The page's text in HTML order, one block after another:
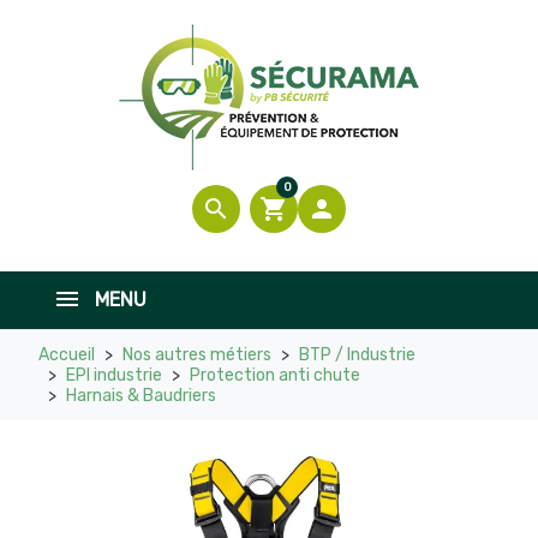
search shopping_cart
0

MENU
Accueil Nos autres métiers
BTP / Industrie
EPI industrie
Protection anti chute
Harnais & Baudriers